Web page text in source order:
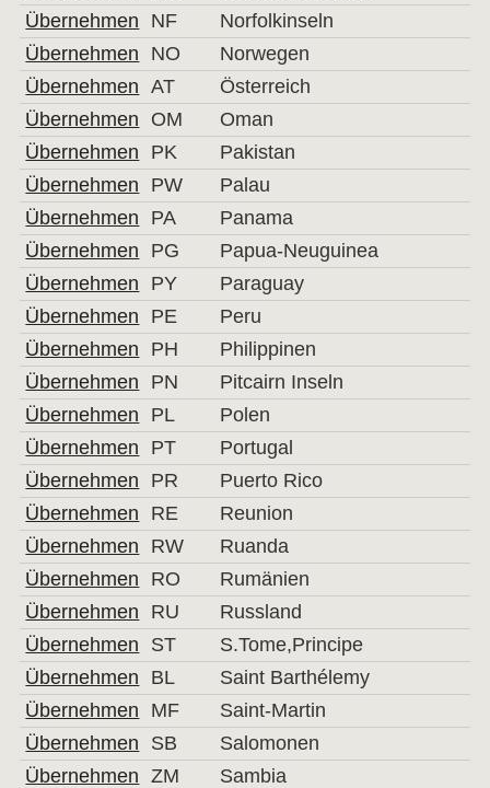
Übernehmen
NF
Norfolkinseln
Übernehmen
NO
Norwegen
Übernehmen
AT
Österreich
Übernehmen
OM
Oman
Übernehmen
PK
Pakistan
Übernehmen
PW
Palau
Übernehmen
PA
Panama
Übernehmen
PG
Papua-Neuguinea
Übernehmen
PY
Paraguay
Übernehmen
PE
Peru
Übernehmen
PH
Philippinen
Übernehmen
PN
Pitcairn Inseln
Übernehmen
PL
Polen
Übernehmen
PT
Portugal
Übernehmen
PR
Puerto Rico
Übernehmen
RE
Reunion
Übernehmen
RW
Ruanda
Übernehmen
RO
Rumänien
Übernehmen
RU
Russland
Übernehmen
ST
S.Tome,Principe
Übernehmen
BL
Saint Barthélemy
Übernehmen
MF
Saint-Martin
Übernehmen
SB
Salomonen
Übernehmen
ZM
Sambia